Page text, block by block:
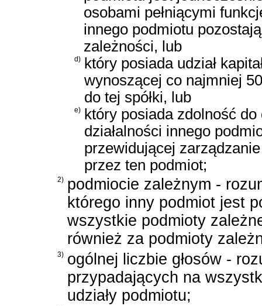
osobami pełniącymi
innego podmiotu
zależności, lub
d)
który posiada udział
wynoszącej co najmniej
do tej spółki, lub
e)
który posiada zdolność
działalności innego
przewidującej
przez ten podmiot;
2) podmiocie zależnym -
którego inny podmiot jest
wszystkie podmioty
również za podmioty
3) ogólnej liczbie głosów -
przypadających na
udziały podmiotu;